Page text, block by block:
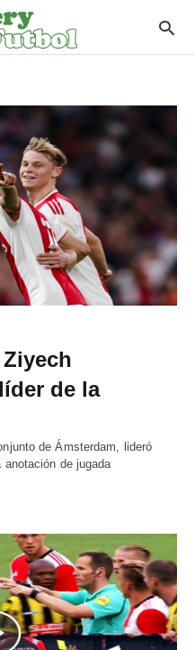
de la
de Ámsterdam, lideró
de jugada